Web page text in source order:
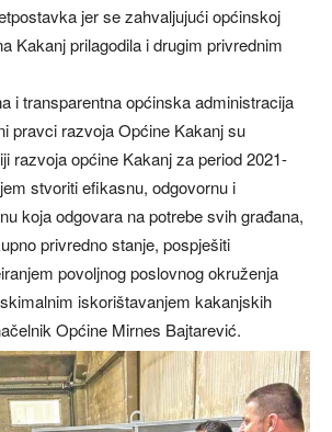
jer se zahvaljujući općinskoj
Kakanj prilagodila i drugim privrednim
i transparentna općinska administracija
pravci razvoja Općine Kakanj su
razvoja općine Kakanj za period 2021-
stvoriti efikasnu, odgovornu i
koja odgovara na potrebe svih građana,
privredno stanje, pospješiti
povoljnog poslovnog okruženja
iskorištavanjem kakanjskih
Općine Mirnes Bajtarević.